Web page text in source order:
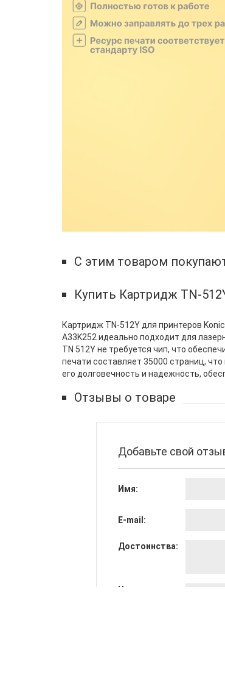
С этим товаром
Купить Картридж TN-
Картридж TN-512Y для принтеров
A33K252 идеально подходит для
TN 512Y не требуется чип, что
печати составляет 35000 страниц,
его долговечность и надежность,
Отзывы о товаре
Добавьте свой
Имя:
E-mail:
Достоинства:
Недостатки: